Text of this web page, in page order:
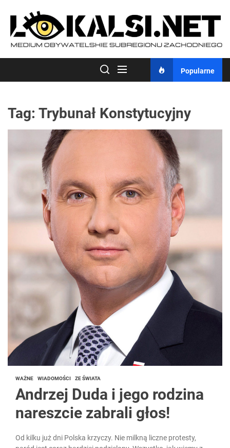
content
Popularne
Tag: Trybunał Konstytucyjny
WAŻNE WIADOMOŚCI ZE ŚWIATA
Andrzej Duda i jego rodzina
nareszcie zabrali głos!
Od kilku już dni Polska krzyczy. Nie milkną liczne protesty,